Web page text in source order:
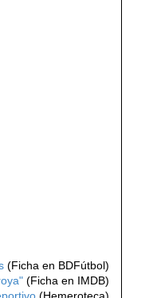
(Ficha en BDFútbol)
(Ficha en IMDB)
(Hemeroteca)